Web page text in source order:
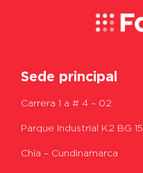
Sede principal
Carrera 1 a # 4 – 02
Parque Industrial K2 BG 15
Chía – Cundinamarca